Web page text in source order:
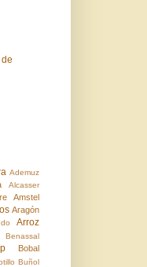
Ademuz
Alcasser
Amstel
Aragón
Arroz
Benassal
Bobal
Buñol